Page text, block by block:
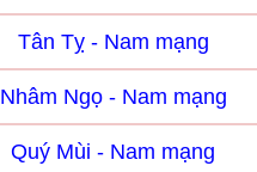
Tân Tỵ - Nam mạng
Nhâm Ngọ - Nam mạng
Quý Mùi - Nam mạng